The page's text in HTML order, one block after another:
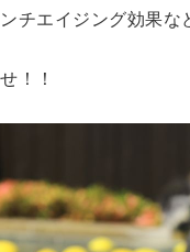
チエイジング効果な
！！